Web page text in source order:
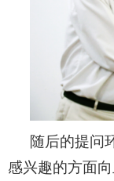
随后的提问
感兴趣的方面